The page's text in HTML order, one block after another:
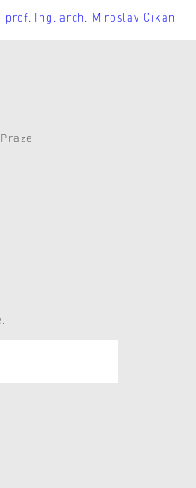
prof. Ing. arch. Miroslav Cikán